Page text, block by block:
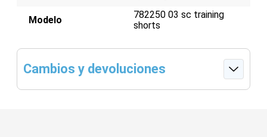
Modelo
782250 03 sc training
shorts
Cambios y devoluciones